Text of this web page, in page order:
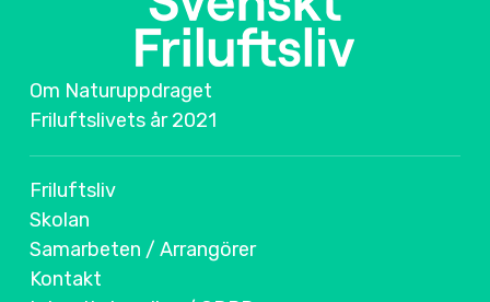
Om Naturuppdraget
Friluftslivets år 2021
Friluftsliv
Skolan
Samarbeten / Arrangörer
Kontakt